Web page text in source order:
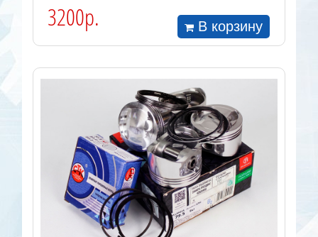
3200р. В корзину